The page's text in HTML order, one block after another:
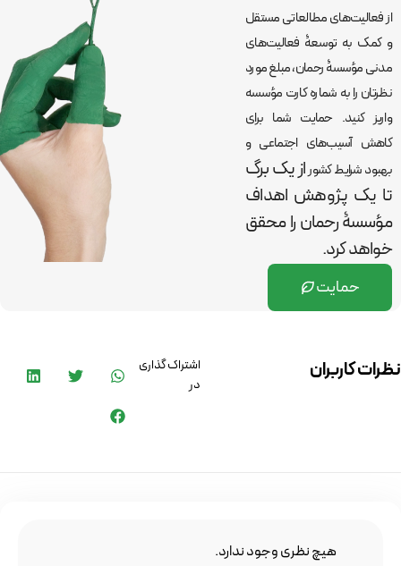
از فعالیت‌های مطالعاتی مستقل
و کمک به توسعۀ فعالیت‌های
مدنی مؤسسۀ رحمان، مبلغ مورد
نظرتان را به شماره کارت مؤسسه
واریز کنید. حمایت شما برای
کاهش آسیب‌های اجتماعی و
بهبود شرایط کشوراز یک برگ
تا یک پژوهش اهداف
مؤسسۀ رحمان رامحقق
خواهد کرد.
حمایت
نظرات کاربران
اشتراک گذاری
در
هیچ نظری وجود ندارد.